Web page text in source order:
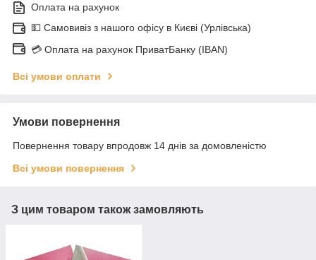
Оплата на рахунок
💵 Самовивіз з нашого офісу в Києві (Урлівська)
💳 Оплата на рахунок ПриватБанку (IBAN)
Всі умови оплати
Умови повернення
Повернення товару впродовж 14 днів за домовленістю
Всі умови повернення
З цим товаром також замовляють